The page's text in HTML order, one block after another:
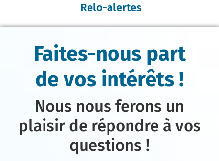
Relo-alertes
Faites-nous part
de vos intérêts !
Nous nous ferons un
plaisir de répondre à vos
questions !